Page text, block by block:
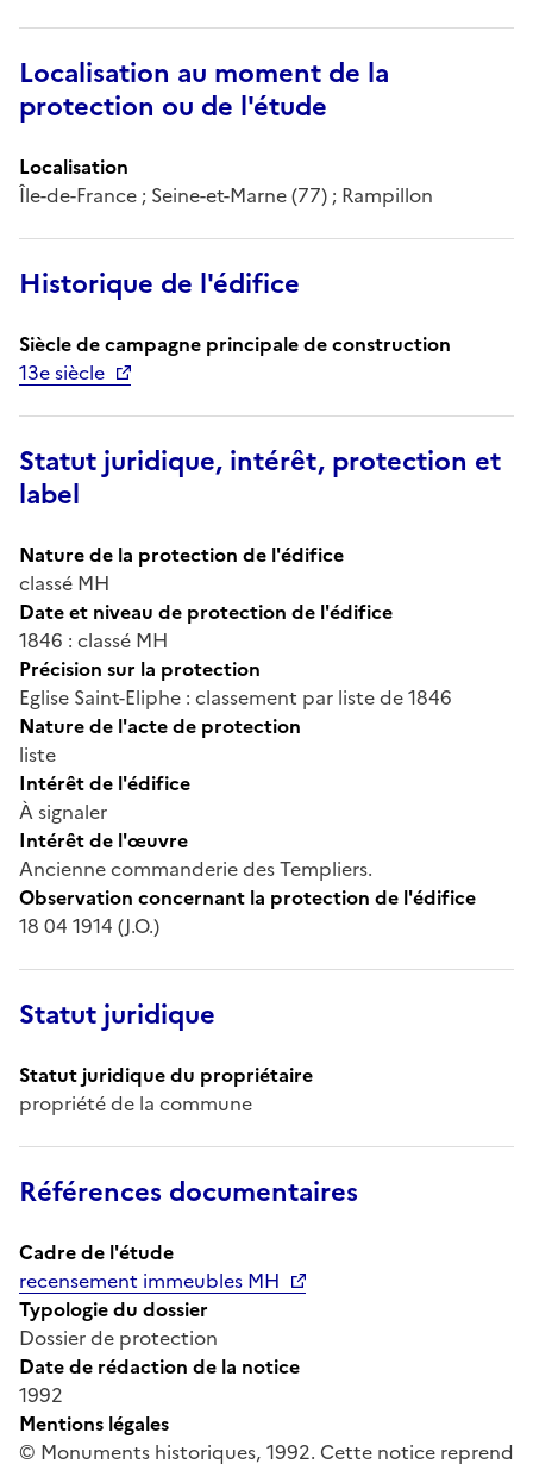
Localisation au moment de la
protection ou de l'étude
Localisation
Île-de-France ; Seine-et-Marne (77) ; Rampillon
Historique de l'édifice
Siècle de campagne principale de construction
13e siècle
Statut juridique, intérêt, protection et
label
Nature de la protection de l'édifice
classé MH
Date et niveau de protection de l'édifice
1846 : classé MH
Précision sur la protection
Eglise Saint-Eliphe : classement par liste de 1846
Nature de l'acte de protection
liste
Intérêt de l'édifice
À signaler
Intérêt de l'œuvre
Ancienne commanderie des Templiers.
Observation concernant la protection de l'édifice
18 04 1914 (J.O.)
Statut juridique
Statut juridique du propriétaire
propriété de la commune
Références documentaires
Cadre de l'étude
recensement immeubles MH
Typologie du dossier
Dossier de protection
Date de rédaction de la notice
1992
Mentions légales
© Monuments historiques, 1992. Cette notice reprend